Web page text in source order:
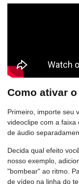
Como ativar
Primeiro, importe seu
videoclipe com a
de áudio
Decida qual efeito
nosso exemplo,
"bombear" ao ritmo.
de vídeo na linha do